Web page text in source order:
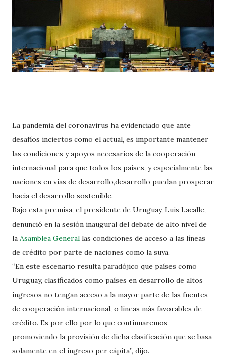
La pandemia del coronavirus ha evidenciado que ante
desafíos inciertos como el actual, es importante mantener
las condiciones y apoyos necesarios de la cooperación
internacional para que todos los países, y especialmente las
naciones en vías de desarrollo,desarrollo puedan prosperar
hacia el desarrollo sostenible.
Bajo esta premisa, el presidente de Uruguay, Luis Lacalle,
denunció en la sesión inaugural del debate de alto nivel de
la Asamblea General las condiciones de acceso a las líneas
de crédito por parte de naciones como la suya.
“En este escenario resulta paradójico que países como
Uruguay, clasificados como países en desarrollo de altos
ingresos no tengan acceso a la mayor parte de las fuentes
de cooperación internacional, o líneas más favorables de
crédito. Es por ello por lo que continuaremos
promoviendo la provisión de dicha clasificación que se basa
solamente en el ingreso per cápita”, dijo.